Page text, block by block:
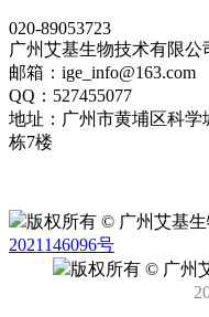
020-89053723
广州艾基生物技术有限公
邮箱：ige_info@163.com
QQ：527455077
地址：广州市黄埔区科学
栋7楼
版权所有 © 广州艾基
2021146096号
版权所有 © 广州